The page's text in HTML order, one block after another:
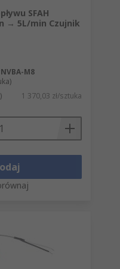
SFAH
→ 5L/min Czujnik
M8
1 370,03 zł/sztuka